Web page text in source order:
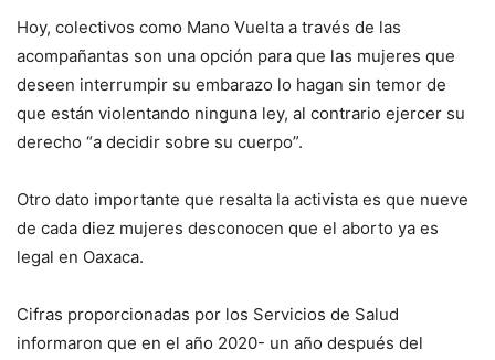
Hoy, colectivos como Mano Vuelta a través de las
acompañantas son una opción para que las mujeres que
deseen interrumpir su embarazo lo hagan sin temor de
que están violentando ninguna ley, al contrario ejercer su
derecho “a decidir sobre su cuerpo”.
Otro dato importante que resalta la activista es que nueve
de cada diez mujeres desconocen que el aborto ya es
legal en Oaxaca.
Cifras proporcionadas por los Servicios de Salud
informaron que en el año 2020- un año después del